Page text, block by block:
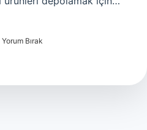
Yorum Bırak